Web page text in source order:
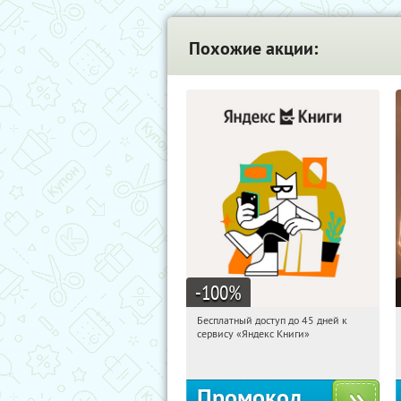
Похожие акции:
-100%
18:28:00
Получи первым!
Бесплатный доступ до 45 дней к
сервису «Яндекс Книги»